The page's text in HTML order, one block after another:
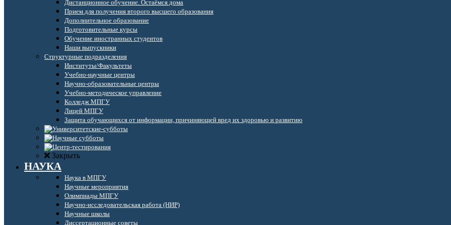
Дистанционное обучение. Остаёмся дома
Прием для получения второго высшего образования
Дополнительное образование
Подготовительные курсы
Обучение иностранных студентов
Наши выпускники
Структурные подразделения
Институты/Факультеты
Учебно-научные центры
Научно-образовательные центры
Учебно-методическое управление
Колледж МПГУ
Лицей МПГУ
Защита обучающихся от информации, причиняющей вред их здоровью и развитию
Закрыть
НАУКА
Наука в МПГУ
Научные мероприятия
Олимпиады МПГУ
Научно-исследовательская работа (НИР)
Научные школы
Диссертационные советы